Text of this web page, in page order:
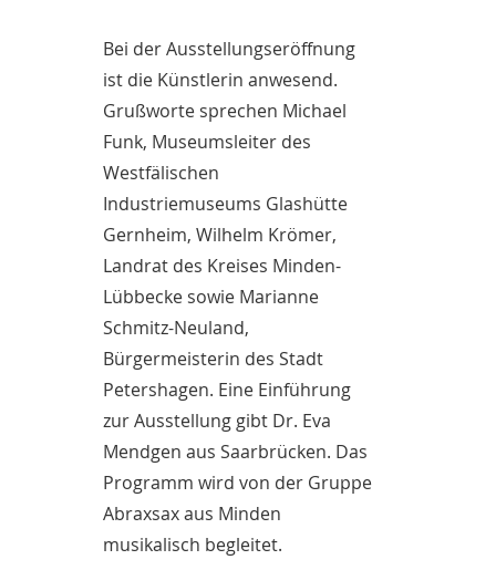
Bei der Ausstellungseröffnung
ist die Künstlerin anwesend.
Grußworte sprechen Michael
Funk, Museumsleiter des
Westfälischen
Industriemuseums Glashütte
Gernheim, Wilhelm Krömer,
Landrat des Kreises Minden-
Lübbecke sowie Marianne
Schmitz-Neuland,
Bürgermeisterin des Stadt
Petershagen. Eine Einführung
zur Ausstellung gibt Dr. Eva
Mendgen aus Saarbrücken. Das
Programm wird von der Gruppe
Abraxsax aus Minden
musikalisch begleitet.